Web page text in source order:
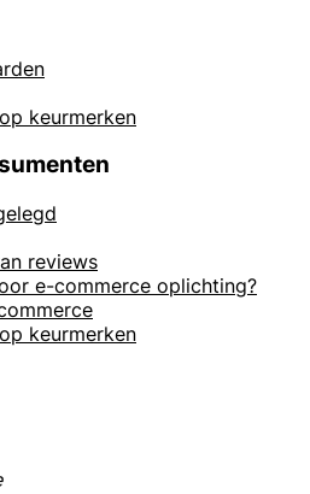
keurmerken
reviews
e-commerce oplichting?
keurmerken